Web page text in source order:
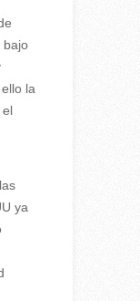
bajo
la
el
ya